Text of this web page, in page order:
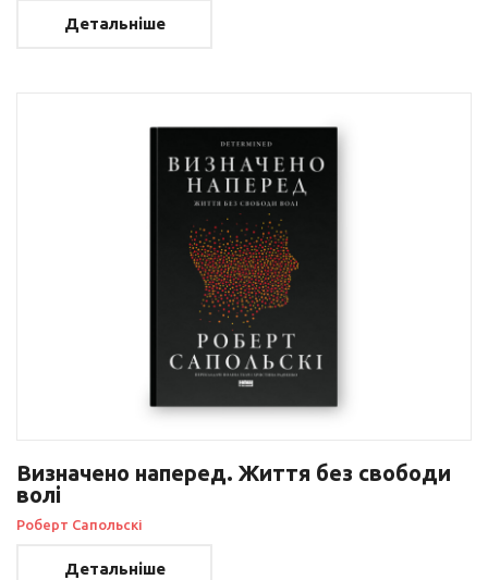
Детальніше
Визначено наперед. Життя без свободи
волі
Роберт Сапольскі
Детальніше